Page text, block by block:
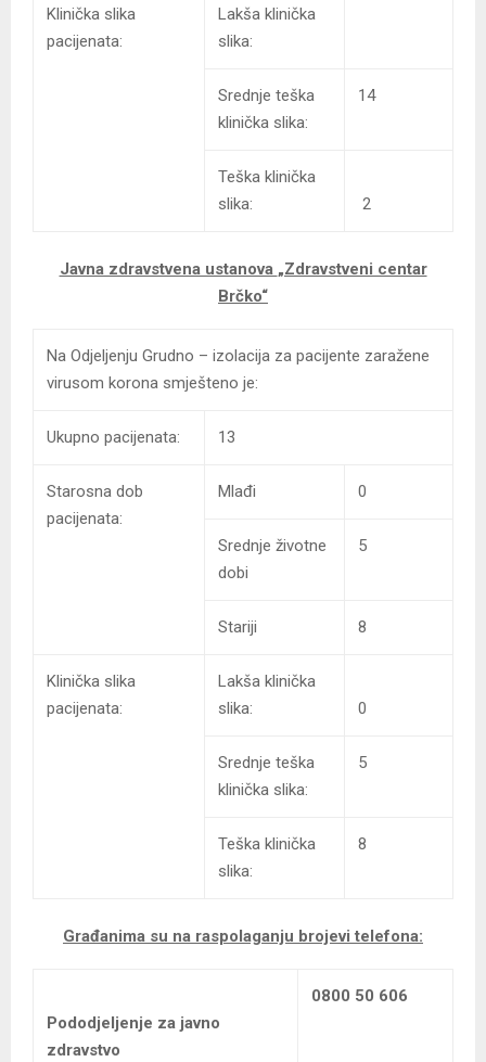
Klinička slika
pacijenata:
Lakša klinička
slika:
Srednje teška
klinička slika:
14
Teška klinička
slika:
2
Javna zdravstvena ustanova „Zdravstveni centar
Brčko“
Na Odjeljenju Grudno – izolacija za pacijente zaražene
virusom korona smješteno je:
Ukupno pacijenata: 13
Starosna dob
pacijenata:
Mlađi 0
Srednje životne
dobi
5
Stariji 8
Klinička slika
pacijenata:
Lakša klinička
slika:
0
Srednje teška
klinička slika:
5
Teška klinička
slika:
8
Građanima su na raspolaganju brojevi telefona:
Pododjeljenje za javno
zdravstvo
0800 50 606